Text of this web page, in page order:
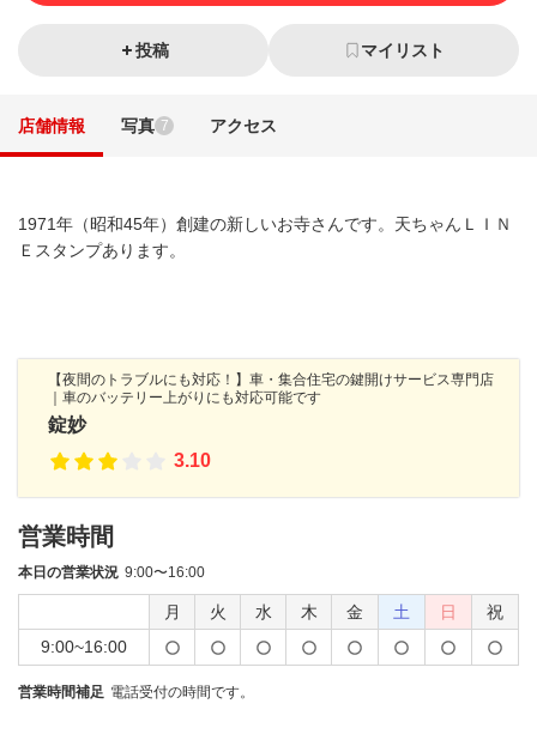
投稿 マイリスト
店舗情報 写真 7 アクセス
1971年（昭和45年）創建の新しいお寺さんです。天ちゃんＬＩＮ
Ｅスタンプあります。
【夜間のトラブルにも対応！】車・集合住宅の鍵開けサービス専門店
｜車のバッテリー上がりにも対応可能です
錠妙
3.10
営業時間
本日の営業状況 9:00〜16:00
月 火 水 木 金 土 日
祝
9:00~16:00
営業時間補足 電話受付の時間です。